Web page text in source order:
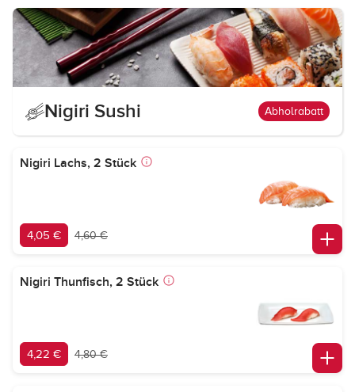
Nigiri Sushi Abholrabatt
Nigiri Lachs, 2 Stück
4,05 € 4,60 €
Nigiri Thunfisch, 2 Stück
4,22 € 4,80 €